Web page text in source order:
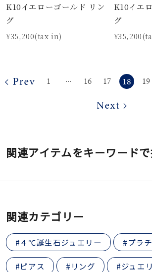
K10イエローゴールド リン
グ
¥35,200(tax in)
K10イエ
グ
1 ⋯ 16 17 18 19
関連アイテムをキーワード
関連カテゴリー
#４℃誕生石ジュエリー #プラ
#ピアス #リング #ジュエ